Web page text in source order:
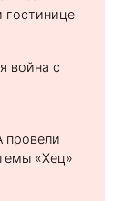
гостинице
война с
провели
«Хец»